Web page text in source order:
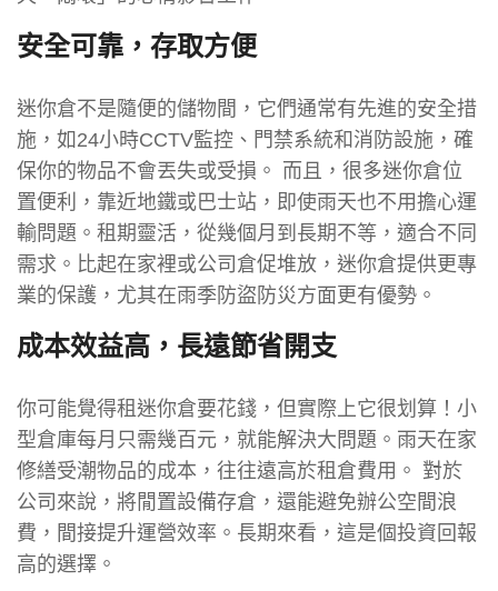
安全可靠，存取方便
迷你倉不是隨便的儲物間，它們通常有先進的安全措
施，如24小時CCTV監控、門禁系統和消防設施，確
保你的物品不會丟失或受損。 而且，很多迷你倉位
置便利，靠近地鐵或巴士站，即使雨天也不用擔心運
輸問題。租期靈活，從幾個月到長期不等，適合不同
需求。比起在家裡或公司倉促堆放，迷你倉提供更專
業的保護，尤其在雨季防盜防災方面更有優勢。
成本效益高，長遠節省開支
你可能覺得租迷你倉要花錢，但實際上它很划算！小
型倉庫每月只需幾百元，就能解決大問題。雨天在家
修繕受潮物品的成本，往往遠高於租倉費用。 對於
公司來說，將閒置設備存倉，還能避免辦公空間浪
費，間接提升運營效率。長期來看，這是個投資回報
高的選擇。